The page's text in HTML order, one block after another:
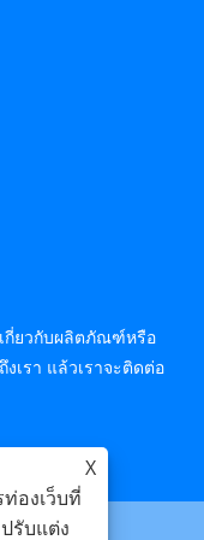
กี่ยวกับผลิตภัณฑ์หรือ
เรา แล้วเราจะติดต่อ
X
องเว็บที่
รับแต่ง